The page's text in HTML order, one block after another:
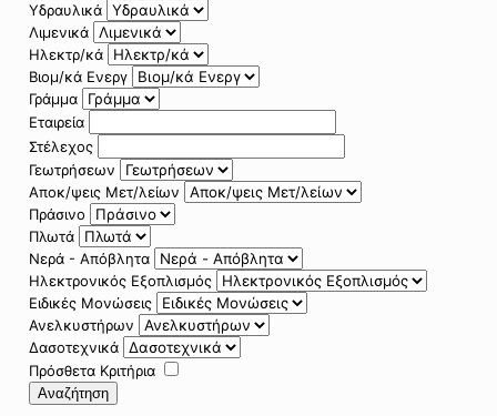
Υδραυλικά
Λιμενικά
Ηλεκτρ/κά
Βιομ/κά Ενεργ
Γράμμα
Εταιρεία
Στέλεχος
Γεωτρήσεων
Αποκ/ψεις Μετ/λείων
Πράσινο
Πλωτά
Νερά - Απόβλητα
Ηλεκτρονικός Εξοπλισμός
Ειδικές Μονώσεις
Ανελκυστήρων
Δασοτεχνικά
Πρόσθετα Κριτήρια
Αναζήτηση